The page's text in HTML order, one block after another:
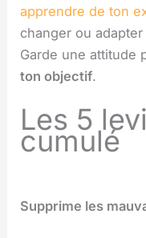
apprendre de ton
changer ou
Garde une attitude
ton objectif.
Les 5
cumulé
Supprime les